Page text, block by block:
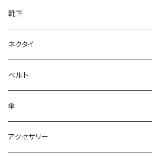
靴下
ネクタイ
ベルト
傘
アクセサリー